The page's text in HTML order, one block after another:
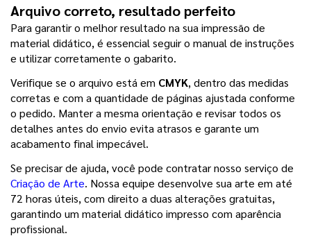
Arquivo correto, resultado perfeito
Para garantir o melhor resultado na sua impressão de
material didático, é essencial seguir o manual de instruções
e utilizar corretamente o gabarito.
Verifique se o arquivo está em CMYK, dentro das medidas
corretas e com a quantidade de páginas ajustada conforme
o pedido. Manter a mesma orientação e revisar todos os
detalhes antes do envio evita atrasos e garante um
acabamento final impecável.
Criação de Arte. Nossa equipe desenvolve sua arte em até
72 horas úteis, com direito a duas alterações gratuitas,
garantindo um material didático impresso com aparência
profissional.